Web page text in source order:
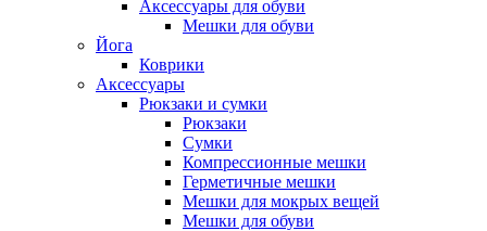
Аксессуары для обуви
Мешки для обуви
Йога
Коврики
Аксессуары
Рюкзаки и сумки
Рюкзаки
Сумки
Компрессионные мешки
Герметичные мешки
Мешки для мокрых вещей
Мешки для обуви